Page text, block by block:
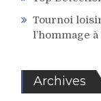
Tournoi
l’hommage
Archives